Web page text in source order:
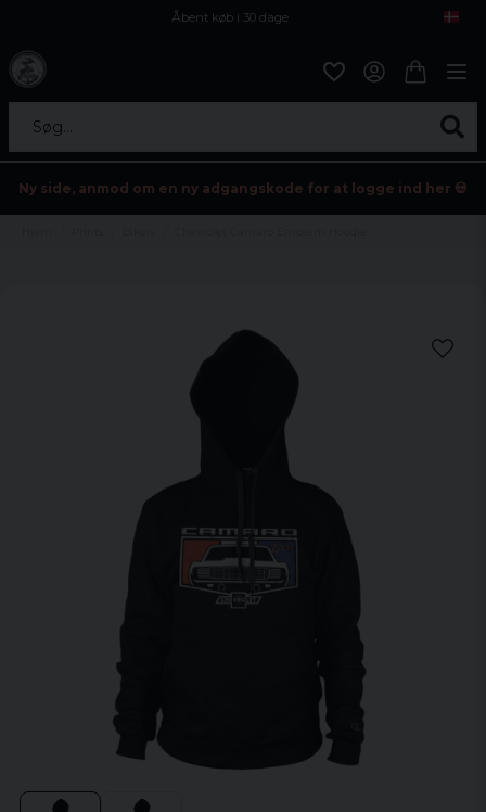
Åbent køb i 30 dage
Søg...
Ny side, anmod om en ny adgangskode for at logge ind her 💀